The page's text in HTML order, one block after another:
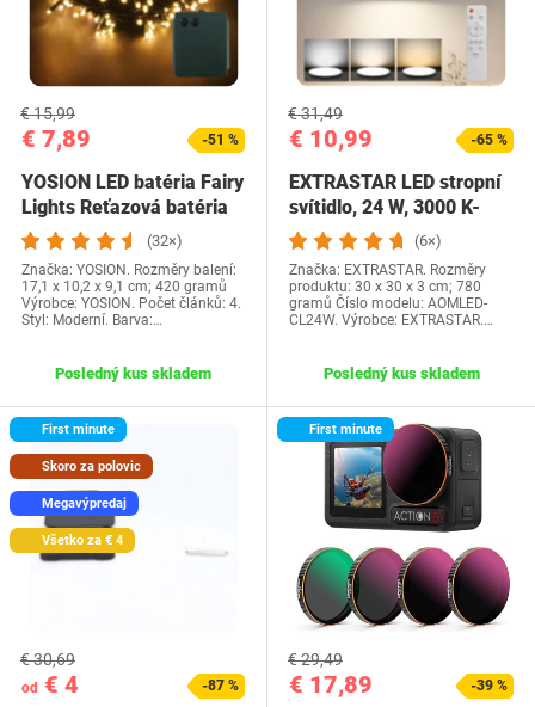
€ 7,89
€ 15,99
-51 %
YOSION LED batéria Fairy
Lights Reťazová batéria
napájaná 8…
(32×)
Značka: YOSION. Rozměry balení:
17,1 x 10,2 x 9,1 cm; 420 gramů
Výrobce: YOSION. Počet článků: 4.
Styl: Moderní. Barva:…
Posledný kus skladem
€ 10,99
€ 31,49
-65 %
EXTRASTAR LED stropní
svítidlo, 24 W, 3000 K-
6500 K,…
(6×)
Značka: EXTRASTAR. Rozměry
produktu: 30 x 30 x 3 cm; 780
gramů Číslo modelu: AOMLED-
CL24W. Výrobce: EXTRASTAR.…
Posledný kus skladem
First minute
Skoro za polovic
Megavýpredaj
Všetko za € 4
od € 4
€ 30,69
-87 %
First minute
€ 17,89
€ 29,49
-39 %